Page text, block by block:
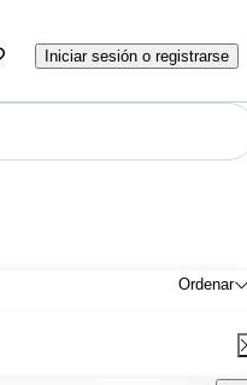
Iniciar sesión o registrarse
Ordenar